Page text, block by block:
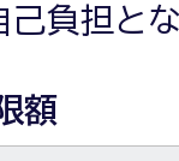
己負担と
額